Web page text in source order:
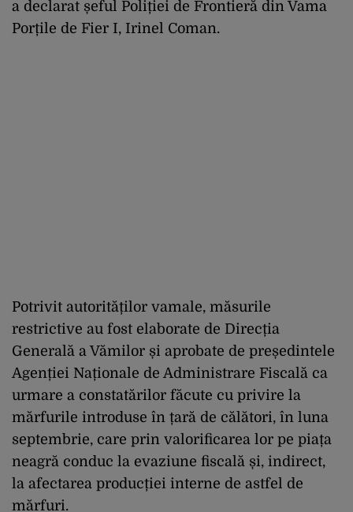
a declarat șeful Poliției de Frontieră din Vama
Porțile de Fier I, Irinel Coman.
Potrivit autorităților vamale, măsurile
restrictive au fost elaborate de Direcția
Generală a Vămilor și aprobate de președintele
Agenției Naționale de Administrare Fiscală ca
urmare a constatărilor făcute cu privire la
mărfurile introduse în țară de călători, în luna
septembrie, care prin valorificarea lor pe piața
neagră conduc la evaziune fiscală și, indirect,
la afectarea producției interne de astfel de
mărfuri.